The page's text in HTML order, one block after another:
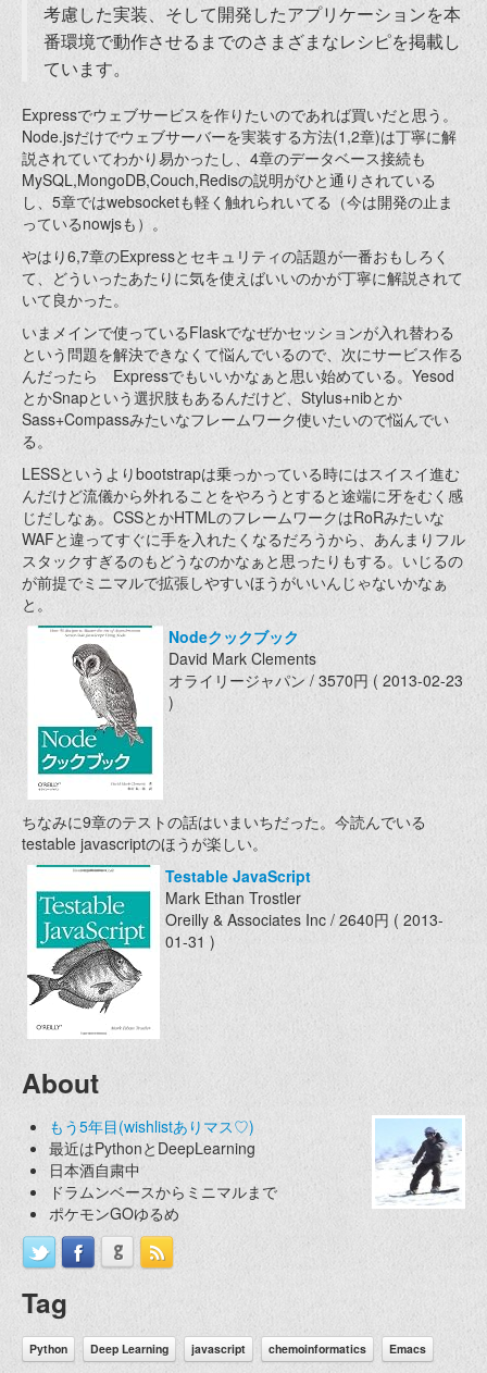
考慮した実装、そして開発したアプリケーションを本
番環境で動作させるまでのさまざまなレシピを掲載し
ています。
Expressでウェブサービスを作りたいのであれば買いだと思う。
Node.jsだけでウェブサーバーを実装する方法(1,2章)は丁寧に解
説されていてわかり易かったし、4章のデータベース接続も
MySQL,MongoDB,Couch,Redisの説明がひと通りされている
し、5章ではwebsocketも軽く触れられいてる（今は開発の止ま
っているnowjsも）。
やはり6,7章のExpressとセキュリティの話題が一番おもしろく
て、どういったあたりに気を使えばいいのかが丁寧に解説されて
いて良かった。
いまメインで使っているFlaskでなぜかセッションが入れ替わる
という問題を解決できなくて悩んでいるので、次にサービス作る
んだったら Expressでもいいかなぁと思い始めている。Yesod
とかSnapという選択肢もあるんだけど、Stylus+nibとか
Sass+Compassみたいなフレームワーク使いたいので悩んでい
る。
LESSというよりbootstrapは乗っかっている時にはスイスイ進む
んだけど流儀から外れることをやろうとすると途端に牙をむく感
じだしなぁ。CSSとかHTMLのフレームワークはRoRみたいな
WAFと違ってすぐに手を入れたくなるだろうから、あんまりフル
スタックすぎるのもどうなのかなぁと思ったりもする。いじるの
が前提でミニマルで拡張しやすいほうがいいんじゃないかなぁ
と。
Nodeクックブック
David Mark Clements
オライリージャパン / 3570円 ( 2013-02-23
)
ちなみに9章のテストの話はいまいちだった。今読んでいる
testable javascriptのほうが楽しい。
Testable JavaScript
Mark Ethan Trostler
Oreilly & Associates Inc / 2640円 ( 2013-
01-31 )
About
もう5年目(wishlistありマス♡)
最近はPythonとDeepLearning
日本酒自粛中
ドラムンベースからミニマルまで
ポケモンGOゆるめ
Tag
Python Deep Learning javascript chemoinformatics Emacs